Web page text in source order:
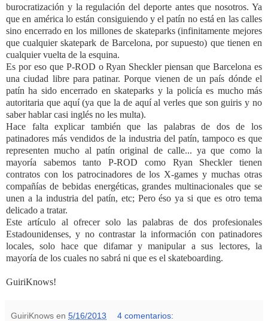
burocratización y la regulación del deporte antes que nosotros. Ya
que en américa lo están consiguiendo y el patín no está en las calles
sino encerrado en los millones de skateparks (infinitamente mejores
que cualquier skatepark de Barcelona, por supuesto) que tienen en
cualquier vuelta de la esquina.
Es por eso que P-ROD o Ryan Sheckler piensan que Barcelona es
una ciudad libre para patinar. Porque vienen de un país dónde el
patín ha sido encerrado en skateparks y la policía es mucho más
autoritaria que aquí (ya que la de aquí al verles que son guiris y no
saber hablar casi inglés no les multa).
Hace falta explicar también que las palabras de dos de los
patinadores más vendidos de la industria del patín, tampoco es que
representen mucho al patín original de calle... ya que como la
mayoría sabemos tanto P-ROD como Ryan Sheckler tienen
contratos con los patrocinadores de los X-games y muchas otras
compañías de bebidas energéticas, grandes multinacionales que se
unen a la industria del patín, etc; Pero éso ya si que es otro tema
delicado a tratar.
Este artículo al ofrecer solo las palabras de dos profesionales
Estadounidenses, y no contrastar la información con patinadores
locales, solo hace que difamar y manipular a sus lectores, la
mayoría de los cuales no sabrá ni que es el skateboarding.
GuiriKnows!
GuiriKnows en 5/16/2013 4 comentarios: